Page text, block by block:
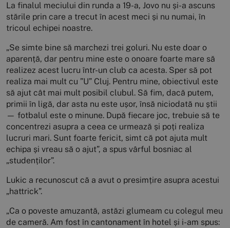
La finalul meciului din runda a 19-a, Jovo nu și-a ascuns
stările prin care a trecut în acest meci și nu numai, în
tricoul echipei noastre.
„Se simte bine să marchezi trei goluri. Nu este doar o
aparență, dar pentru mine este o onoare foarte mare să
realizez acest lucru într-un club ca acesta. Sper să pot
realiza mai mult cu ”U” Cluj. Pentru mine, obiectivul este
să ajut cât mai mult posibil clubul. Să fim, dacă putem,
primii în ligă, dar asta nu este ușor, însă niciodată nu știi
— fotbalul este o minune. După fiecare joc, trebuie să te
concentrezi asupra a ceea ce urmează și poți realiza
lucruri mari. Sunt foarte fericit, simt că pot ajuta mult
echipa și vreau să o ajut”, a spus vârful bosniac al
„studenților”.
Lukic a recunoscut că a avut o presimțire asupra acestui
„hattrick”.
„Ca o poveste amuzantă, astăzi glumeam cu colegul meu
de cameră. Am fost în cantonament în hotel și i-am spus: